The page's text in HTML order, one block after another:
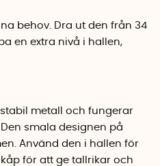
behov. Dra ut den från 34
en extra nivå i hallen,
metall och fungerar
smala designen på
Använd den i hallen för
för att ge tallrikar och